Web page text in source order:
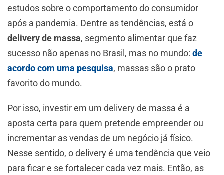
estudos sobre o comportamento do consumidor
após a pandemia. Dentre as tendências, está o
delivery de massa, segmento alimentar que faz
sucesso não apenas no Brasil, mas no mundo: de
acordo com uma pesquisa, massas são o prato
favorito do mundo.
Por isso, investir em um delivery de massa é a
aposta certa para quem pretende empreender ou
incrementar as vendas de um negócio já físico.
Nesse sentido, o delivery é uma tendência que veio
para ficar e se fortalecer cada vez mais. Então, as